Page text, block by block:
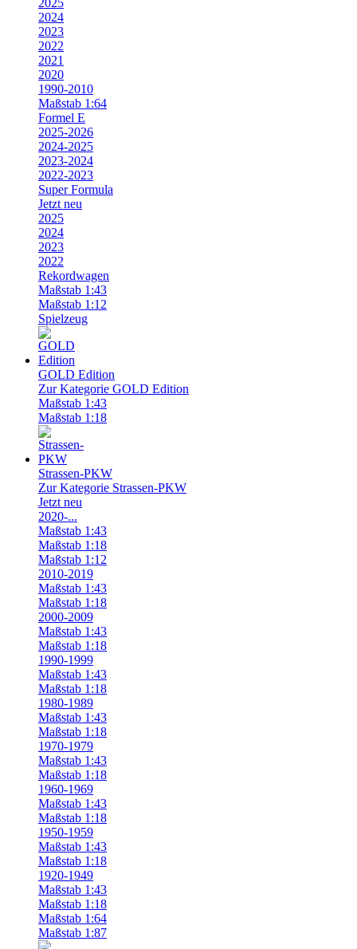
2025
2024
2023
2022
2021
2020
1990-2010
Maßstab 1:64
Formel E
2025-2026
2024-2025
2023-2024
2022-2023
Super Formula
Jetzt neu
2025
2024
2023
2022
Rekordwagen
Maßstab 1:43
Maßstab 1:12
Spielzeug
GOLD Edition
Zur Kategorie GOLD Edition
Maßstab 1:43
Maßstab 1:18
Strassen-PKW
Zur Kategorie Strassen-PKW
Jetzt neu
2020-...
Maßstab 1:43
Maßstab 1:18
Maßstab 1:12
2010-2019
Maßstab 1:43
Maßstab 1:18
2000-2009
Maßstab 1:43
Maßstab 1:18
1990-1999
Maßstab 1:43
Maßstab 1:18
1980-1989
Maßstab 1:43
Maßstab 1:18
1970-1979
Maßstab 1:43
Maßstab 1:18
1960-1969
Maßstab 1:43
Maßstab 1:18
1950-1959
Maßstab 1:43
Maßstab 1:18
1920-1949
Maßstab 1:43
Maßstab 1:18
Maßstab 1:64
Maßstab 1:87